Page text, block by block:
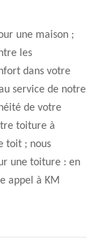
une maison ;
les
dans votre
service de notre
de votre
toiture à
toit ; nous
une toiture : en
appel à KM